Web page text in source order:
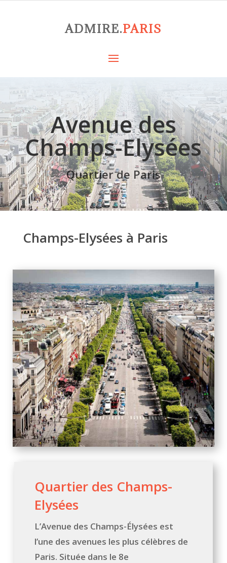
ADMIRE.PARIS
Avenue des
Champs-Elysées
Quartier de Paris
Champs-Elysées à Paris
Quartier des Champs-
Elysées
L’Avenue des Champs-Élysées est
l’une des avenues les plus célèbres de
Paris. Située dans le 8e